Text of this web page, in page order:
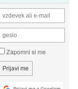
Zapomni si me